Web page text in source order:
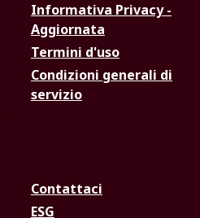
Informativa Privacy -
Aggiornata
Termini d'uso
Condizioni generali di
servizio
Contattaci
ESG